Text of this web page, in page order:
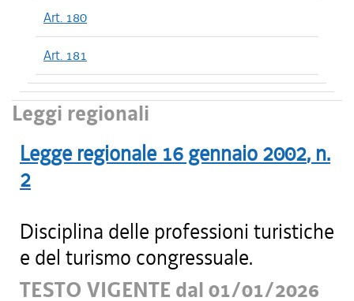
Art. 180
Art. 181
Leggi regionali
Legge regionale 16 gennaio 2002, n.
2
Disciplina delle professioni turistiche
e del turismo congressuale.
TESTO VIGENTE dal 01/01/2026